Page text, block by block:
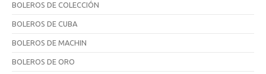
BOLEROS DE COLECCIÓN
BOLEROS DE CUBA
BOLEROS DE MACHIN
BOLEROS DE ORO